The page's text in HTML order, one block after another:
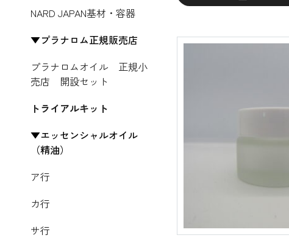
NARD JAPAN基材・容器
プラナロム正規販売店
プラナロムオイル 正規小
売店 開設セット
トライアルキット
エッセンシャルオイル
（精油）
ア行
カ行
サ行